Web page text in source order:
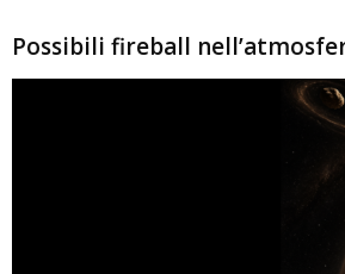
Possibili fireball